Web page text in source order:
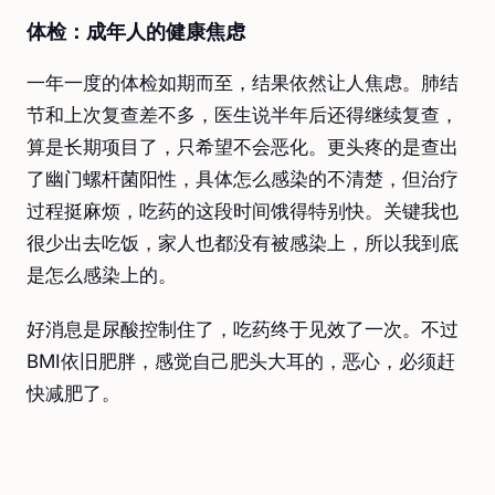
体检：成年人的健康焦虑
一年一度的体检如期而至，结果依然让人焦虑。肺结
节和上次复查差不多，医生说半年后还得继续复查，
算是长期项目了，只希望不会恶化。更头疼的是查出
了幽门螺杆菌阳性，具体怎么感染的不清楚，但治疗
过程挺麻烦，吃药的这段时间饿得特别快。关键我也
很少出去吃饭，家人也都没有被感染上，所以我到底
是怎么感染上的。
好消息是尿酸控制住了，吃药终于见效了一次。不过
BMI依旧肥胖，感觉自己肥头大耳的，恶心，必须赶
快减肥了。